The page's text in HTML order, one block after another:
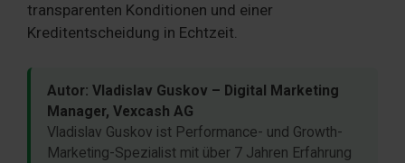
transparenten Konditionen und einer
Kreditentscheidung in Echtzeit.
Autor: Vladislav Guskov – Digital Marketing
Manager, Vexcash AG
Vladislav Guskov ist Performance- und Growth-
Marketing-Spezialist mit über 7 Jahren Erfahrung